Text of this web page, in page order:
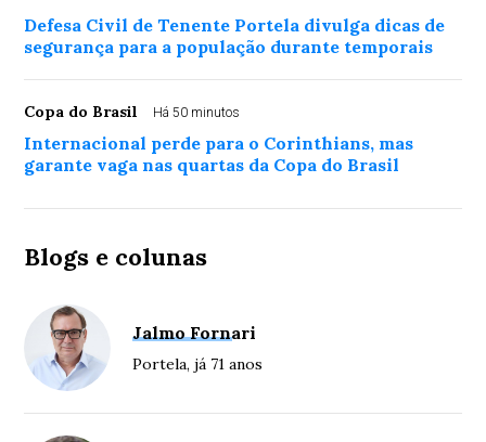
Defesa Civil de Tenente Portela divulga dicas de
segurança para a população durante temporais
Copa do Brasil Há 50 minutos
Internacional perde para o Corinthians, mas
garante vaga nas quartas da Copa do Brasil
Blogs e colunas
Jalmo Fornari
Portela, já 71 anos